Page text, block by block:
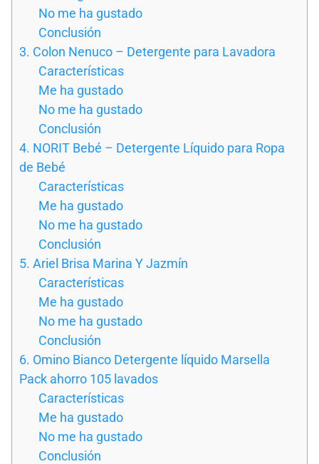
No me ha gustado
Conclusión
3. Colon Nenuco – Detergente para Lavadora
Características
Me ha gustado
No me ha gustado
Conclusión
4. NORIT Bebé – Detergente Líquido para Ropa
de Bebé
Características
Me ha gustado
No me ha gustado
Conclusión
5. Ariel Brisa Marina Y Jazmín
Características
Me ha gustado
No me ha gustado
Conclusión
6. Omino Bianco Detergente líquido Marsella
Pack ahorro 105 lavados
Características
Me ha gustado
No me ha gustado
Conclusión